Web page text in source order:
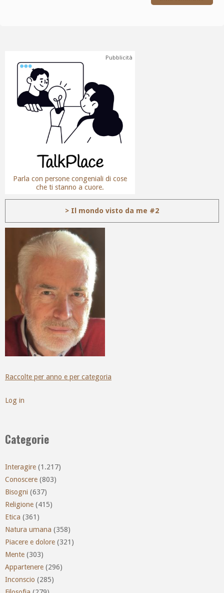
Pubblicità
Parla con persone congeniali di cose
che ti stanno a cuore.
> Il mondo visto da me #2
Raccolte per anno e per categoria
Log in
Categorie
Interagire (1.217)
Conoscere (803)
Bisogni (637)
Religione (415)
Etica (361)
Natura umana (358)
Piacere e dolore (321)
Mente (303)
Appartenere (296)
Inconscio (285)